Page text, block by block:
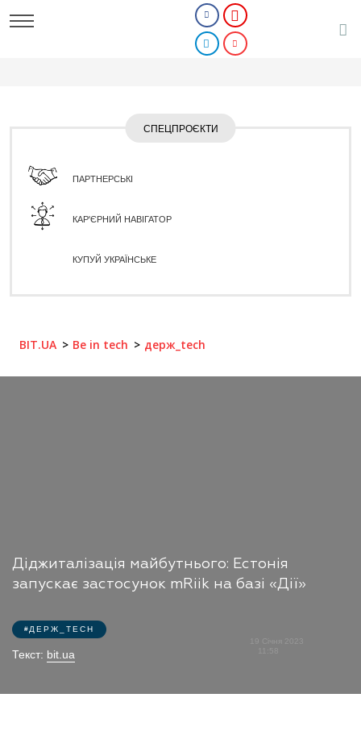
СПЕЦПРОЄКТИ
ПАРТНЕРСЬКІ
КАР'ЄРНИЙ НАВІГАТОР
КУПУЙ УКРАЇНСЬКЕ
BIT.UA Be in tech держ_tech
​​Діджиталізація майбутнього: Естонія
запускає застосунок mRiik на базі «Дії»
ДЕРЖ_TECH
Текст: bit.ua
19 Січня 2023